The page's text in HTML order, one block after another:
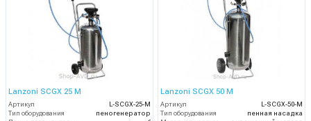
Lanzoni SCGX 25 M
Артикул
L-SCGX-25-M
Тип оборудования
пеногенератор
Lanzoni SCGX 50 M
Артикул
L-SCGX-50-M
Тип оборудования
пенная насадка